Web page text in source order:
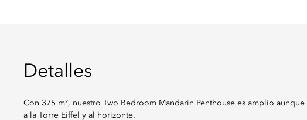
Detalles
Con 375 m², nuestro Two Bedroom Mandarin Penthouse es amplio
a la Torre Eiffel y al horizonte.